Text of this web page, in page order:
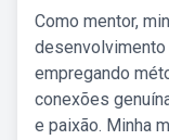
Como mentor,
empregando
conexões
e paixão. Minha